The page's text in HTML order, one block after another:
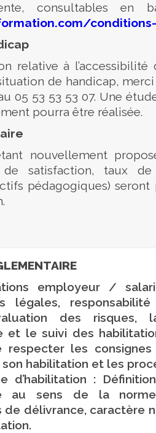
consultables en
relative à
de handicap,
05 53 53 53 07. Une
pourra être réalisée.
nouvellement
de satisfaction, taux
pédagogiques) seront
employeur /
légales,
des risques,
et le suivi des
respecter les
habilitation et les
d’habilitation :
au sens de la
de délivrance, caractère